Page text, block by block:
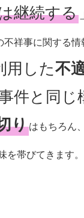
継続する
祥事に関する
用した不
件と同じ
りはもちろん、
帯びてきます。